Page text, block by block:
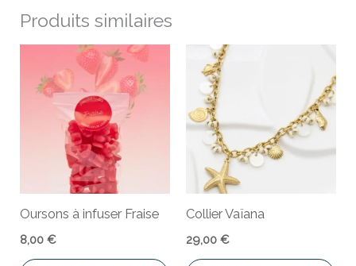
Produits similaires
Oursons à infuser Fraise
8,00€
Collier Vaïana
29,00 €